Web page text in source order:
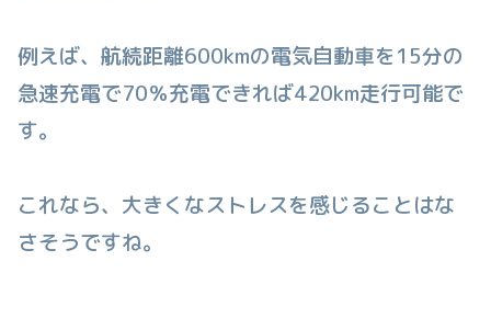
例えば、航続距離600kmの電気自動車を15分の
急速充電で70％充電できれば420km走行可能で
す。
これなら、大きくなストレスを感じることはな
さそうですね。